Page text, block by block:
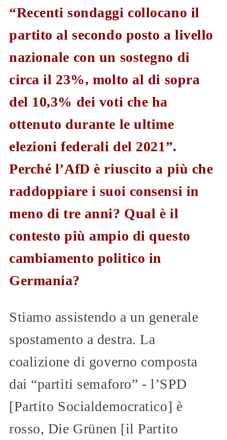
“Recenti sondaggi collocano il
partito al secondo posto a livello
nazionale con un sostegno di
circa il 23%, molto al di sopra
del 10,3% dei voti che ha
ottenuto durante le ultime
elezioni federali del 2021”.
Perché l’AfD è riuscito a più che
raddoppiare i suoi consensi in
meno di tre anni? Qual è il
contesto più ampio di questo
cambiamento politico in
Germania?
Stiamo assistendo a un generale
spostamento a destra. La
coalizione di governo composta
dai “partiti semaforo” - l’SPD
[Partito Socialdemocratico] è
rosso, Die Grünen [il Partito